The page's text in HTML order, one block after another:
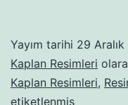
Yayım tarihi 29 Aralık
Kaplan Resimleri
Kaplan Resimleri,
etiketlenmiş